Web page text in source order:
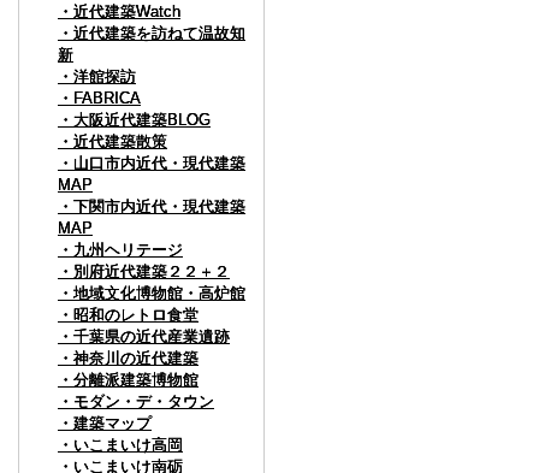
・近代建築Watch
・近代建築を訪ねて温故知
新
・洋館探訪
・FABRICA
・大阪近代建築BLOG
・近代建築散策
・山口市内近代・現代建築
MAP
・下関市内近代・現代建築
MAP
・九州ヘリテージ
・別府近代建築２２＋２
・地域文化博物館・高炉館
・昭和のレトロ食堂
・千葉県の近代産業遺跡
・神奈川の近代建築
・分離派建築博物館
・モダン・デ・タウン
・建築マップ
・いこまいけ高岡
・いこまいけ南砺
・近代建築Watch
・近代建築を訪ねて温故知
新
・洋館探訪
・FABRICA
・大阪近代建築BLOG
・近代建築散策
・山口市内近代・現代建築
MAP
・下関市内近代・現代建築
MAP
・九州ヘリテージ
・別府近代建築２２＋２
・地域文化博物館・高炉館
・昭和のレトロ食堂
・千葉県の近代産業遺跡
・神奈川の近代建築
・分離派建築博物館
・モダン・デ・タウン
・建築マップ
・いこまいけ高岡
・いこまいけ南砺
・近代建築Watch
・近代建築を訪ねて温故知
新
・洋館探訪
・FABRICA
・大阪近代建築BLOG
・近代建築散策
・山口市内近代・現代建築
MAP
・下関市内近代・現代建築
MAP
・九州ヘリテージ
・別府近代建築２２＋２
・地域文化博物館・高炉館
・昭和のレトロ食堂
・千葉県の近代産業遺跡
・神奈川の近代建築
・分離派建築博物館
・モダン・デ・タウン
・建築マップ
・いこまいけ高岡
・いこまいけ南砺